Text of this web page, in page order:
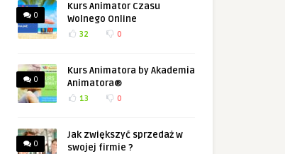
0
Kurs Animator Czasu
Wolnego Online
32 0
0
Kurs Animatora by Akademia
Animatora®
13 0
0
Jak zwiększyć sprzedaż w
swojej firmie ?